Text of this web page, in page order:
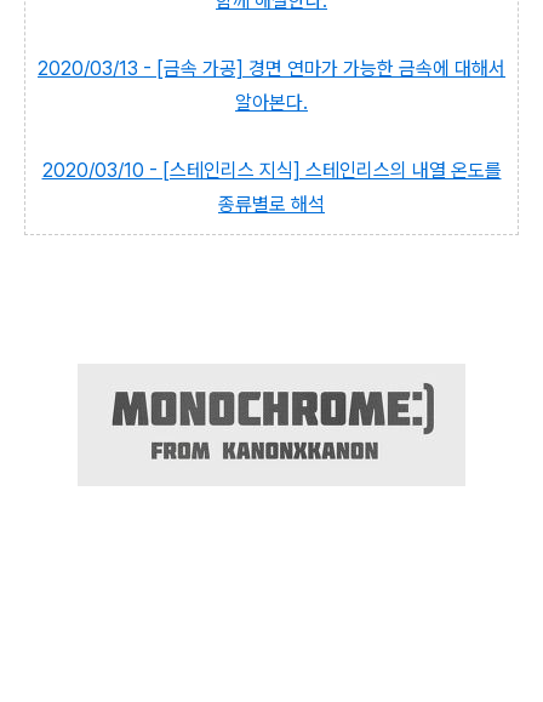
2020/03/13 - [금속 가공] 경면 연마가 가능한 금속에 대해서
알아본다.
2020/03/10 - [스테인리스 지식] 스테인리스의 내열 온도를
종류별로 해석